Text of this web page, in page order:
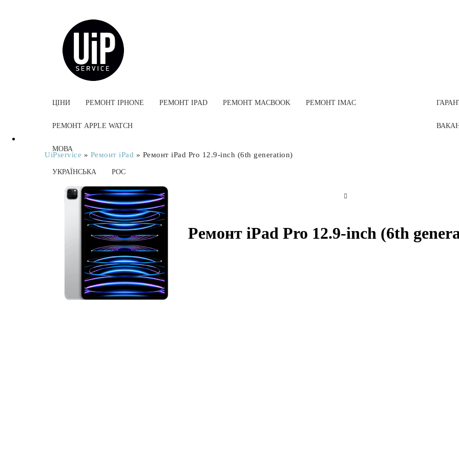
ЦІНИ РЕМОНТ IPHONE РЕМОНТ IPAD РЕМОНТ MACBOOK РЕМОНТ IMAC
РЕМОНТ APPLE WATCH
МОВА
УКРАЇНСЬКА РОС
UiPservice » Ремонт iPad » Ремонт iPad Pro 12.9-inch (6th generation)
Ремонт iPad Pro 12.9-inch (6th